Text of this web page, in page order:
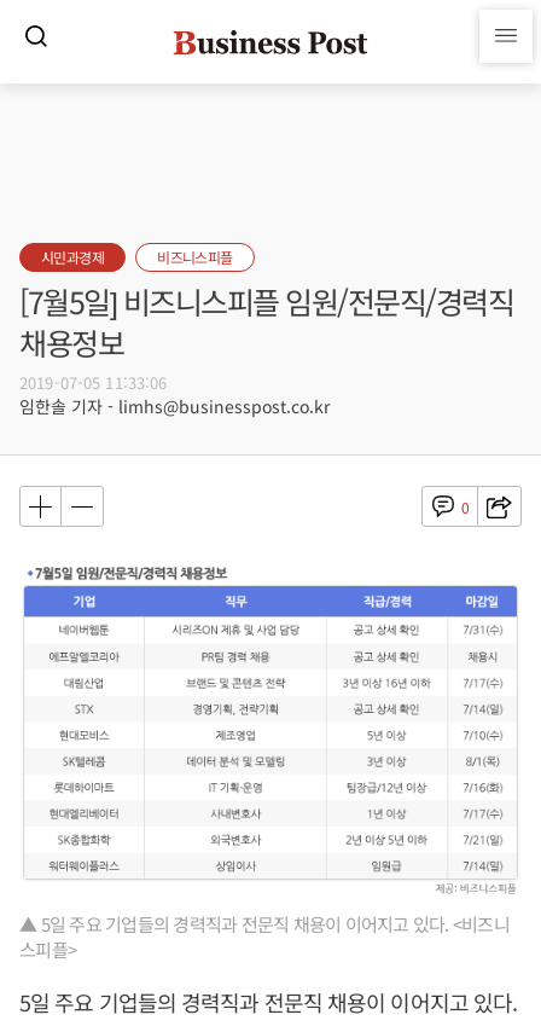
시민과경제 비즈니스피플
[7월5일] 비즈니스피플 임원/전문직/경력직
채용정보
2019-07-05 11:33:06
임한솔 기자 - limhs@businesspost.co.kr
0
▲ 5일 주요 기업들의 경력직과 전문직 채용이 이어지고 있다. <비즈니
스피플>
5일 주요 기업들의 경력직과 전문직 채용이 이어지고 있다.